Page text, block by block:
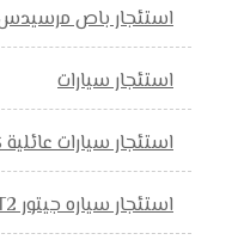
استئجار باص
استئجار سيارات
استئجار سيارات
استئجار سياره جيتور T2 بالسائق